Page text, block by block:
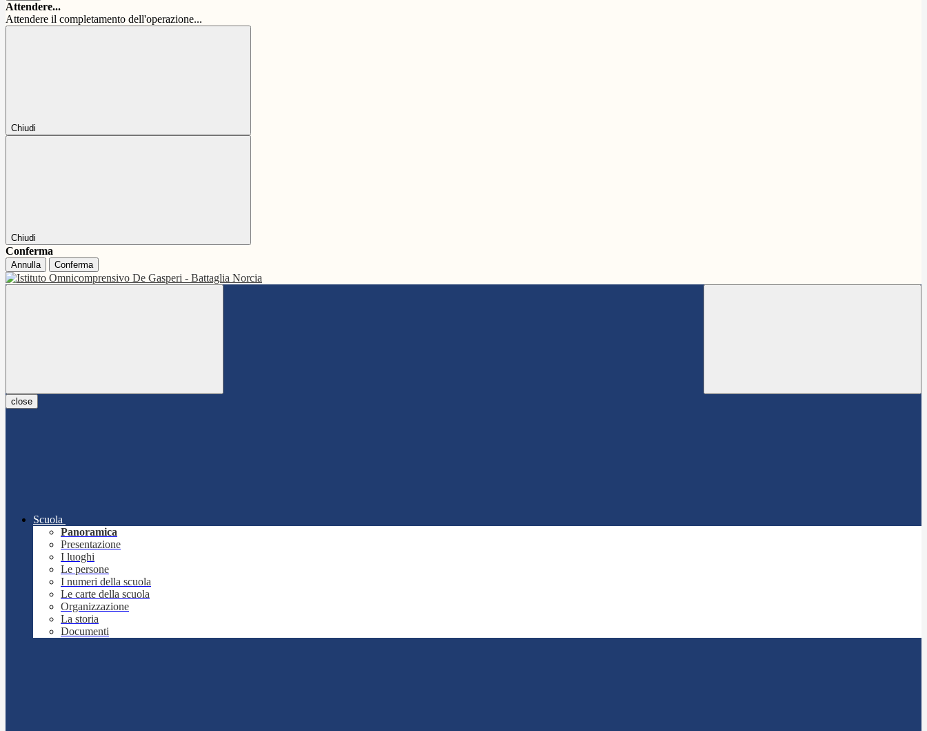
Attendere...
Attendere il completamento dell'operazione...
Chiudi
Chiudi
Conferma
Annulla Conferma
close
Scuola
Panoramica
Presentazione
I luoghi
Le persone
I numeri della scuola
Le carte della scuola
Organizzazione
La storia
Documenti